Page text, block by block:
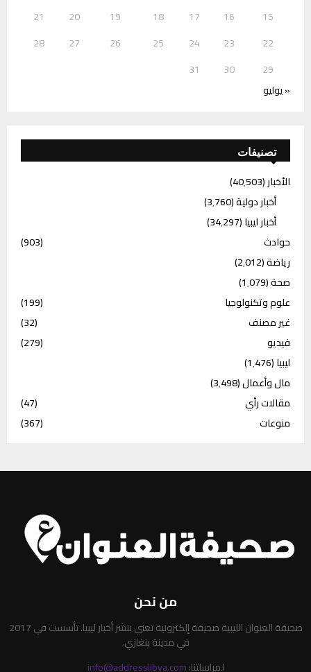
15
16
17
18
19
20
21
22
23
24
25
26
27
28
29
30
31
« يوليو
تصنيفات
الأخبار(40٬503)
أخبار دولية(3٬760)
أخبار ليبيا(34٬297)
حوادث
(903)
رياضة(2٬012)
صحة(1٬079)
علوم وتكنولوجيا
(199)
غير مصنف
(32)
فيديو
(279)
ليبيا(1٬476)
مال وأعمال(3٬498)
مقالات رأي
(47)
منوعات
(367)
من نحن
صحيفة العنوان الليبية صحيفة إلكترونية تعني بنشر أخبار ليبيا. تأسست في 2017
في مدينة بنغازي.
لمراسلتنا:info@addresslibya.com